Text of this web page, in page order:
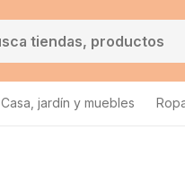
Casa, jardín y muebles